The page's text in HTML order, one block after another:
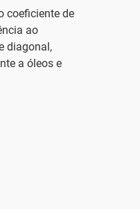
coeficiente de
ao
diagonal,
a óleos e